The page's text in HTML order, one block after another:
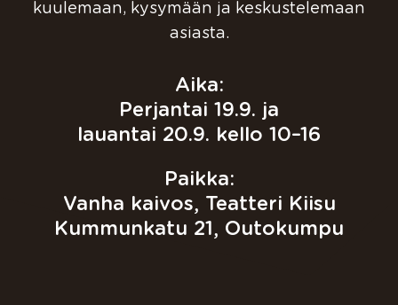
kuulemaan, kysymään ja keskustelemaan
asiasta.
Aika:
Perjantai 19.9. ja
lauantai 20.9. kello 10–16
Paikka:
Vanha kaivos, Teatteri Kiisu
Kummunkatu 21, Outokumpu